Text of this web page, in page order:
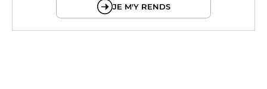
JE M'Y RENDS